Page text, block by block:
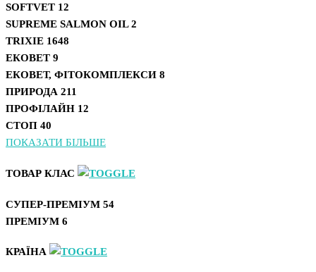
SOFTVET 12
SUPREME SALMON OIL2
TRIXIE 1648
ЕКОВЕТ 9
ЕКОВЕТ, ФІТОКОМПЛЕКСИ 8
ПРИРОДА 211
ПРОФІЛАЙН 12
СТОП 40
ПОКАЗАТИ БІЛЬШЕ
ТОВАР КЛАС
СУПЕР-ПРЕМІУМ 54
ПРЕМІУМ 6
КРАЇНА